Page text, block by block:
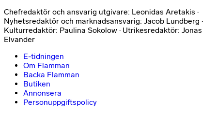
Chefredaktör och ansvarig utgivare: Leonidas Aretakis ·
Nyhetsredaktör och marknadsansvarig: Jacob Lundberg ·
Kulturredaktör: Paulina Sokolow · Utrikesredaktör: Jonas
Elvander
E-tidningen
Om Flamman
Backa Flamman
Butiken
Annonsera
Personuppgiftspolicy